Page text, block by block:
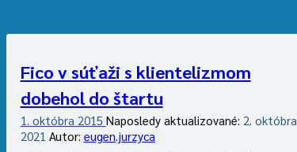
Fico v súťaži s klientelizmom
dobehol do štartu
1. októbra 2015 Naposledy aktualizované: 2. októbra
2021 Autor: eugen.jurzyca